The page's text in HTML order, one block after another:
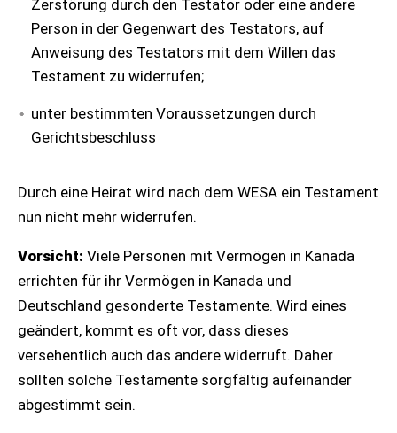
Zerstörung durch den Testator oder eine andere
Person in der Gegenwart des Testators, auf
Anweisung des Testators mit dem Willen das
Testament zu widerrufen;
unter bestimmten Voraussetzungen durch
Gerichtsbeschluss
Durch eine Heirat wird nach dem WESA ein Testament
nun nicht mehr widerrufen.
Vorsicht: Viele Personen mit Vermögen in Kanada
errichten für ihr Vermögen in Kanada und
Deutschland gesonderte Testamente. Wird eines
geändert, kommt es oft vor, dass dieses
versehentlich auch das andere widerruft. Daher
sollten solche Testamente sorgfältig aufeinander
abgestimmt sein.